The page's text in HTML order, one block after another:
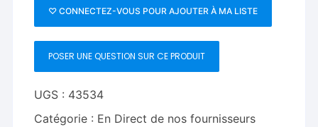
Card
Revelations
Vol
-
DVD
♡ CONNECTEZ-VOUS POUR AJOUTER À MA LISTE
POSER UNE QUESTION SUR CE PRODUIT
UGS : 43534
Catégorie : En Direct de nos fournisseurs